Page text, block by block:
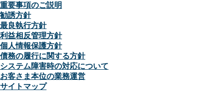
重要事項のご説明
勧誘方針
最良執行方針
利益相反管理方針
個人情報保護方針
債務の履行に関する方針
システム障害時の対応について
お客さま本位の業務運営
サイトマップ